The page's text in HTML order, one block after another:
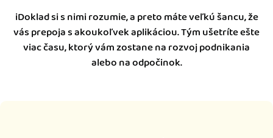
iDoklad si s nimi rozumie, a preto máte veľkú šancu, že
vás prepoja s akoukoľvek aplikáciou. Tým ušetríte ešte
viac času, ktorý vám zostane na rozvoj podnikania
alebo na odpočinok.